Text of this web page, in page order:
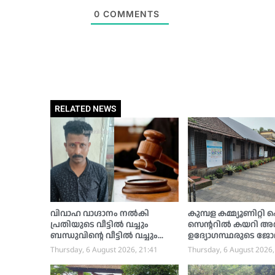
0 COMMENTS
RELATED NEWS
വിവാഹ വാഗ്ദാനം നൽകി
പ്രതിയുടെ വീട്ടിൽ വച്ചും
ബന്ധുവിന്റെ വീട്ടിൽ വച്ചും
പലതവണ പീഡിപ്പിച്ചു;
കോയിപ്പാടി സ്വദേശിക്ക് 10
വർഷം കഠിന തടവും പിഴയും
Thursday, 6 August 2026, 21:41
കുമ്പള
സെന്ററിൽ കയറി
ഉദ്യോഗസ്ഥരുടെ
തടസപെടുത്തി,
വീഡിയോ
പേർക്കെതിരെ കേസ്
Thursday, 6 August